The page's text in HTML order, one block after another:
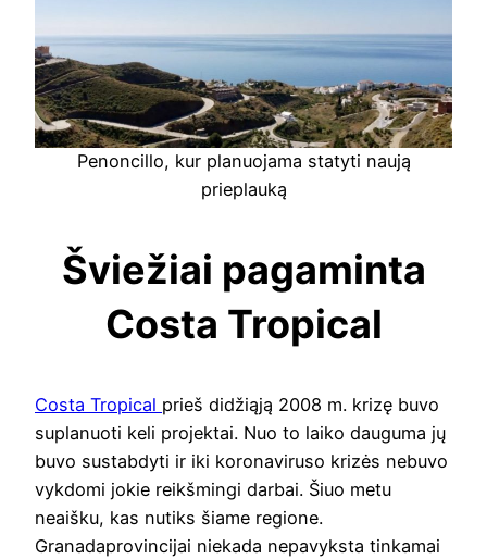
Penoncillo, kur planuojama statyti naują
prieplauką
Šviežiai pagaminta
Costa Tropical
Costa Tropical prieš didžiąją 2008 m. krizę buvo
suplanuoti keli projektai. Nuo to laiko dauguma jų
buvo sustabdyti ir iki koronaviruso krizės nebuvo
vykdomi jokie reikšmingi darbai. Šiuo metu
neaišku, kas nutiks šiame regione.
Granadaprovincijai niekada nepavyksta tinkamai